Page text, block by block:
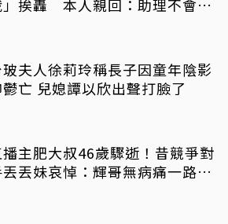
」挨轟 本人親回：助理不會被
玻夫人徐莉玲稱長子因童年陰影
鬱亡 兒媳譚以欣出聲打臉了
播主肥大叔46歲驟逝！昔競爭對
丟丟妹哀悼：輝哥無病痛一路好